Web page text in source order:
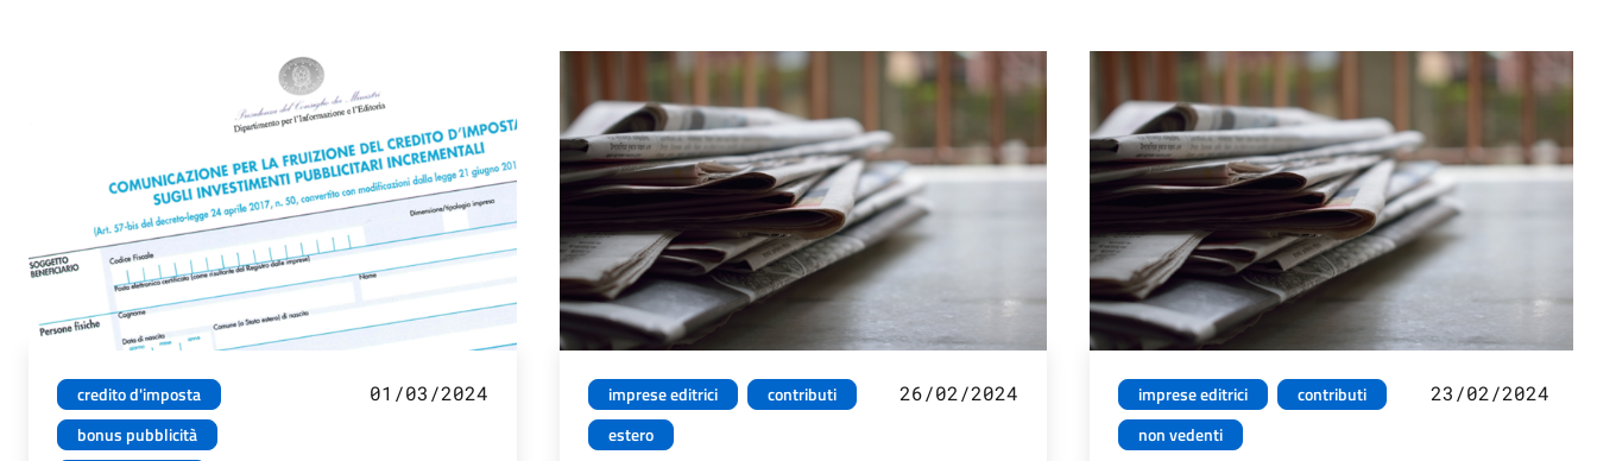
credito d'imposta
bonus pubblicità
01/03/2024 imprese editrici
contributi
estero
26/02/2024 imprese editrici
contributi
non vedenti
23/02/2024